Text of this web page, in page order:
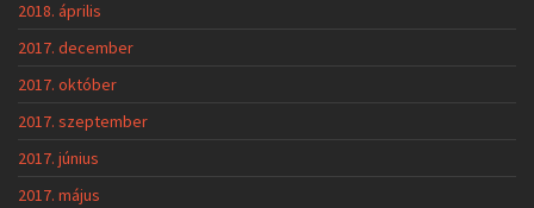
2018. április
2017. december
2017. október
2017. szeptember
2017. június
2017. május